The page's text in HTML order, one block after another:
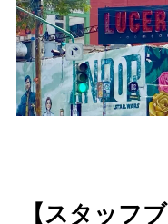
【スタッフ